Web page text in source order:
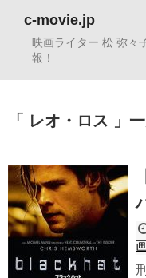
c-movie.jp
映画ライター 松 弥々
報！
レオ・ロス